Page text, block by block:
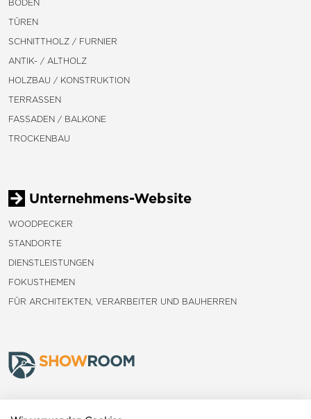
BODEN
TÜREN
SCHNITTHOLZ / FURNIER
ANTIK- / ALTHOLZ
HOLZBAU / KONSTRUKTION
TERRASSEN
FASSADEN / BALKONE
TROCKENBAU
Unternehmens-Website
WOODPECKER
STANDORTE
DIENSTLEISTUNGEN
FOKUSTHEMEN
FÜR ARCHITEKTEN, VERARBEITER UND BAUHERREN